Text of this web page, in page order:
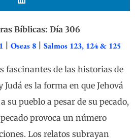
Bíblicas: Día 306
Oseas 8| Salmos 123, 124 & 125
fascinantes de las historias de
Judá es la forma en que Jehová
su pueblo a pesar de su pecado,
provoca un número
Los relatos subrayan